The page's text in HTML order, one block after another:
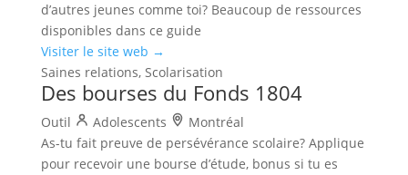
d’autres jeunes comme toi? Beaucoup de ressources
disponibles dans ce guide
Visiter le site web →
Saines relations, Scolarisation
Des bourses du Fonds 1804
Outil Adolescents
Montréal
As-tu fait preuve de persévérance scolaire? Applique
pour recevoir une bourse d’étude, bonus si tu es